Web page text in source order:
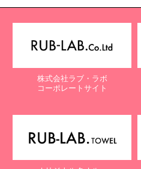
株式会社ラブ・ラボ
コーポレートサイト